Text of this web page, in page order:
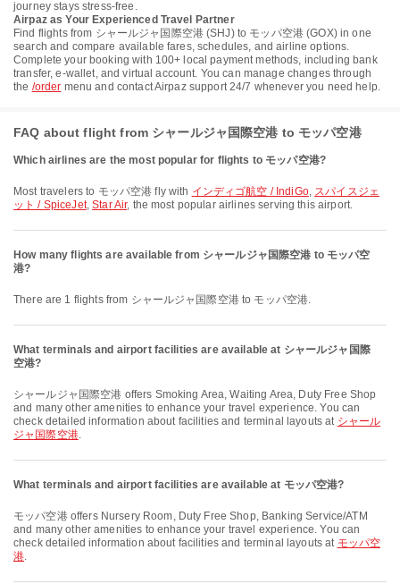
journey stays stress-free.
Airpaz as Your Experienced Travel Partner
Find flights from シャールジャ国際空港 (SHJ) to モッパ空港 (GOX) in one
search and compare available fares, schedules, and airline options.
Complete your booking with 100+ local payment methods, including bank
transfer, e-wallet, and virtual account. You can manage changes through
the /order menu and contact Airpaz support 24/7 whenever you need help.
FAQ about flight from シャールジャ国際空港 to モッパ空港
Which airlines are the most popular for flights to モッパ空港?
Most travelers to モッパ空港 fly with インディゴ航空 / IndiGo, スパイスジェ
ット / SpiceJet,Star Air, the most popular airlines serving this airport.
How many flights are available from シャールジャ国際空港 to モッパ空
港?
There are 1 flights from シャールジャ国際空港 to モッパ空港.
What terminals and airport facilities are available at シャールジャ国際
空港?
シャールジャ国際空港 offers Smoking Area, Waiting Area, Duty Free Shop
and many other amenities to enhance your travel experience. You can
check detailed information about facilities and terminal layouts at シャール
ジャ国際空港.
What terminals and airport facilities are available at モッパ空港?
モッパ空港 offers Nursery Room, Duty Free Shop, Banking Service/ATM
and many other amenities to enhance your travel experience. You can
check detailed information about facilities and terminal layouts at モッパ空
港.